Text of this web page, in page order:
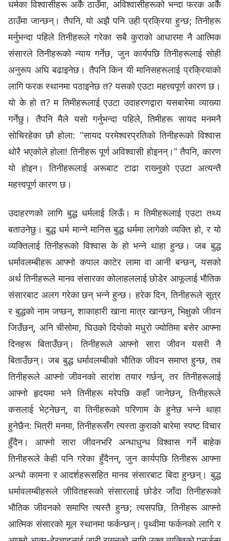
धर्मका विश्‍वासीहरू अर्कै ठाउँमा, अविश्‍वासीहरूको भन्दा फरक अर्कै
ठाउँमा जान्छन्। तैपनि, यो अझै पनि उही प्रक्रिया हुन्छ; तिनीहरू
मर्नुभन्दा पहिले तिनीहरूले गरेका सबै कुराको आधारमा नै आत्मिक
संसारले तिनीहरूको न्याय गर्नेछ, जुन कार्यपछि तिनीहरूलाई सोही
अनुरूप अघि बढाइनेछ। तैपनि किन यी मानिसहरूलाई प्रक्रियाको
लागि फरक स्थानमा पठाइनेछ त? यसको एउटा महत्त्वपूर्ण कारण छ।
यो के हो त? म तिमीहरूलाई एउटा उदाहरणद्वारा यसबारेमा व्याख्या
गर्नेछु। तैपनि मैले यसो गर्नुभन्दा पहिले, तिमीहरू सायद मनमनै
सोचिरहेका छौ होला: “सायद परमेश्‍वरप्रतिको तिनीहरूको विश्‍वास
थोरै भएकोले होला! तिनीहरू पूर्ण अविश्‍वासी होइनन्।” तैपनि, कारण
यो होइन। तिनीहरूलाई अरूबाट टाढा राख्‍नुको एउटा अत्यन्तै
महत्त्वपूर्ण कारण छ।
उदाहरणको लागि बुद्ध धर्मलाई लिऊँ। म तिमीहरूलाई एउटा तथ्य
बताउनेछु। बुद्ध धर्म मान्‍ने मानिस बुद्ध धर्ममा लागेको व्यक्ति हो, र यो
व्यक्तिलाई तिनीहरूको विश्‍वास के हो भन्‍ने थाहा हुन्छ। जब बुद्ध
धर्मावलम्‍बीहरू आफ्‍नो कपाल काटेर लामा वा आनी बन्छन्, यसको
अर्थ तिनीहरूले मानव संसारका कोलाहललाई छोडेर आफूलाई भौतिक
संसारबाट अलग गरेका छन् भन्‍ने हुन्छ। हरेक दिन, तिनीहरूले सूत्र
र बुद्धको नाम जप्छन्, शाकाहारी खाना मात्र खान्छन्, भिक्षुको जीवन
जिउँछन्, अनि चीसोमा, घिउको दियोको मधुरो ज्योतिमा बसेर आफ्‍ना
दिनहरू बिताउँछन्। तिनीहरूले आफ्‍नो सारा जीवन यसरी नै
बिताउँछन्। जब बुद्ध धर्मावलम्बीको भौतिक जीवन समाप्त हुन्छ, तब
तिनीहरूले आफ्‍नो जीवनको सारांश तयार गर्छन्, तर तिनीहरूलाई
आफ्नो हृदयमा भने तिनीहरू मरेपछि कहाँ जानेछन्, तिनीहरूले
कसलाई भेट्नेछन्, वा तिनीहरूको परिणाम के हुनेछ भन्‍ने थाहा
हुनेछैन: भित्री मनमा, तिनीहरूसँग त्यस्ता कुराको बारेमा स्पष्ट विचार
हुँदैन। आफ्‍नो सारा जीवनभरि अन्धाधुन्ध विश्‍वास गर्ने बाहेक
तिनीहरूले केही पनि गरेका हुँदैनन्, जुन कार्यपछि तिनीहरू आफ्‍ना
अन्धो कामना र आदर्शहरूसहित मानव संसारबाट बिदा हुन्छन्। बुद्ध
धर्मावलम्बीहरूले जीवितहरूको संसारलाई छोडेर जाँदा तिनीहरूको
भौतिक जीवनको समाप्ति त्यस्तै हुन्छ; त्यसपछि, तिनीहरू आफ्‍नो
आत्मिक संसारको मूल स्थानमा फर्कन्छन्। पृथ्वीमा फर्कनको लागि र